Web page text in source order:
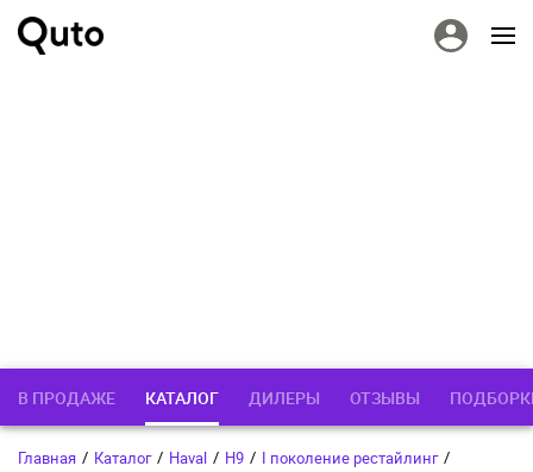
В ПРОДАЖЕ КАТАЛОГ ДИЛЕРЫ ОТЗЫВЫ
Главная / Каталог / Haval / H9 / I поколение рестайлинг /